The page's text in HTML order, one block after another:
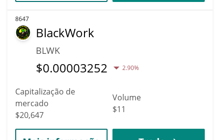
8647
BlackWork
BLWK
$0.00003252 2.90%
Capitalização de
mercado
$20,647
Volume
$11